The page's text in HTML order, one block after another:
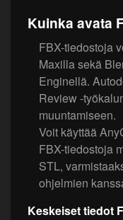
Kuinka avata
FBX-tiedostoja
Maxilla sekä
Enginellä.
Review -
muuntamiseen.
Voit käyttää
FBX-tiedostoja
STL,
ohjelmien
Keskeiset tiedot